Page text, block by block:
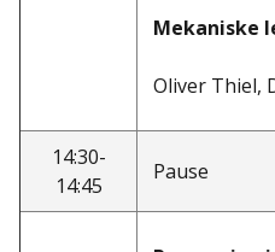
Mekaniske
Oliver Thiel,
14:30-
14:45
Pause